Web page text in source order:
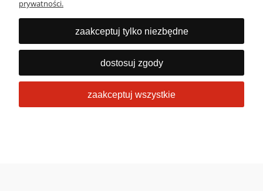
info@obrabiarki.pro
prywatności.
zaakceptuj tylko niezbędne
dostosuj zgody
zaakceptuj wszystkie